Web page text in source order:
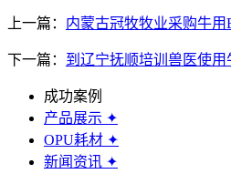
上一篇： 内蒙古冠牧牧业采购牛
下一篇： 到辽宁抚顺培训兽医使用
成功案例
产品展示 ✦
OPU耗材 ✦
新闻资讯 ✦